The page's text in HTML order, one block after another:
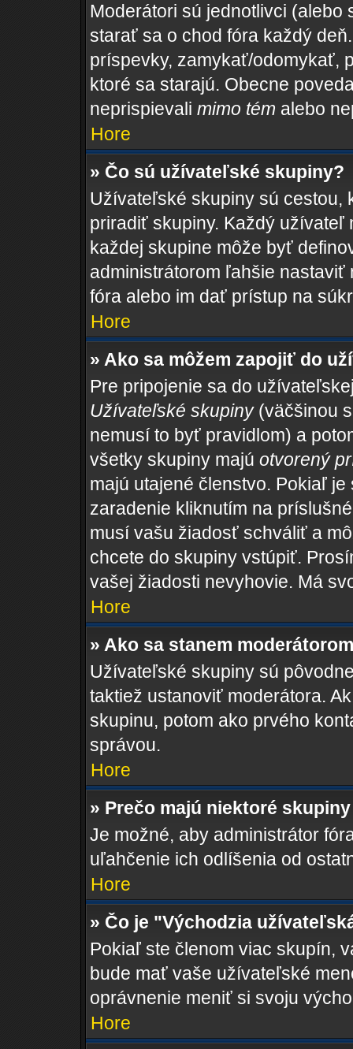
Moderátori sú jednotlivci
starať sa o chod fóra každý
príspevky, zamykať/odomykať,
ktoré sa starajú. Obecne
neprispievali mimo tém alebo
Hore
» Čo sú užívateľské skupiny?
Užívateľské skupiny sú cestou,
priradiť skupiny. Každý
každej skupine môže byť
administrátorom ľahšie
fóra alebo im dať prístup na
Hore
» Ako sa môžem zapojiť do
Pre pripojenie sa do
Užívateľské skupiny(väčšinou
nemusí to byť pravidlom) a
všetky skupiny majú otvorený
majú utajené členstvo. Pokiaľ
zaradenie kliknutím na
musí vašu žiadosť schváliť a
chcete do skupiny vstúpiť.
vašej žiadosti nevyhovie. Má
Hore
» Ako sa stanem
Užívateľské skupiny sú
taktiež ustanoviť moderátora.
skupinu, potom ako prvého
správou.
Hore
» Prečo majú niektoré
Je možné, aby administrátor
uľahčenie ich odlíšenia od
Hore
» Čo je "Východzia
Pokiaľ ste členom viac skupín,
bude mať vaše užívateľské
oprávnenie meniť si svoju
Hore